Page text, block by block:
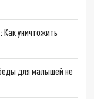
Как уничтожить
для малышей не